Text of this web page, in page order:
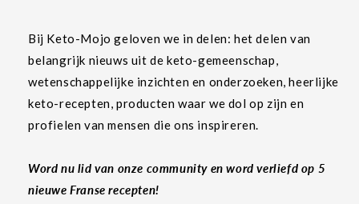
Bij Keto-Mojo geloven we in delen: het delen van
belangrijk nieuws uit de keto-gemeenschap,
wetenschappelijke inzichten en onderzoeken, heerlijke
keto-recepten, producten waar we dol op zijn en
profielen van mensen die ons inspireren.
Word nu lid van onze community en word verliefd op 5
nieuwe Franse recepten!